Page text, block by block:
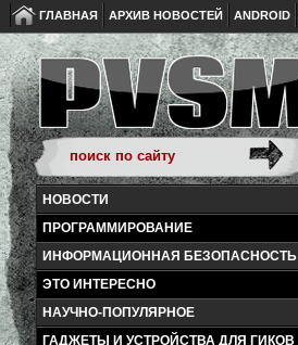
ГЛАВНАЯ АРХИВ НОВОСТЕЙ ANDROID
НОВОСТИ
ПРОГРАММИРОВАНИЕ
ИНФОРМАЦИОННАЯ БЕЗОПАСНОСТЬ
ЭТО ИНТЕРЕСНО
НАУЧНО-ПОПУЛЯРНОЕ
ГАДЖЕТЫ И УСТРОЙСТВА ДЛЯ ГИКОВ